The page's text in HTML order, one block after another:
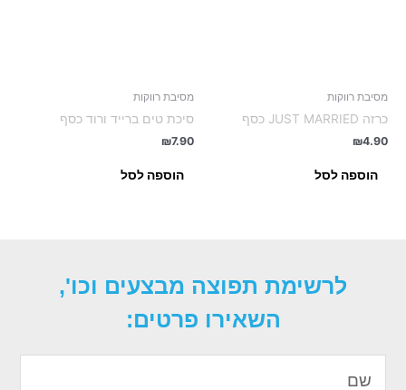
מסיבת רווקות
כרזה JUST MARRIED כסף
₪4.90
הוספה לסל
מסיבת רווקות
סיכת טים ברייד ורוד כסף
₪7.90
הוספה לסל
לרשימת תפוצה מבצעים וכו',
השאירו פרטים: